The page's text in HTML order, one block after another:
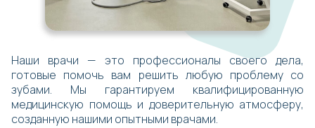
Наши врачи — это профессионалы своего дела,
готовые помочь вам решить любую проблему со
зубами. Мы гарантируем квалифицированную
медицинскую помощь и доверительную атмосферу,
созданную нашими опытными врачами.